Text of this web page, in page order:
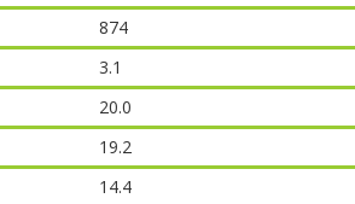
874
3.1
20.0
19.2
14.4